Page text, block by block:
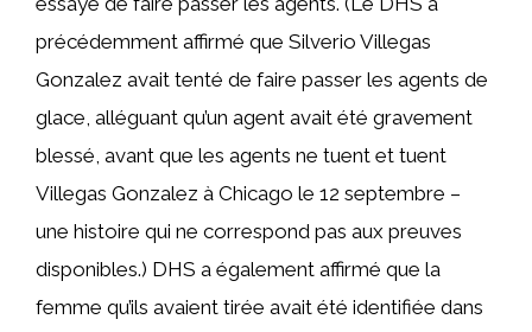
précédemment affirmé que Silverio Villegas
Gonzalez avait tenté de faire passer les agents de
glace, alléguant qu’un agent avait été gravement
blessé, avant que les agents ne tuent et tuent
Villegas Gonzalez à Chicago le 12 septembre –
une histoire qui ne correspond pas aux preuves
disponibles.) DHS a également affirmé que la
femme qu’ils avaient tirée avait été identifiée dans